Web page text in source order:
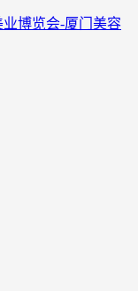
业博览会-厦门美容